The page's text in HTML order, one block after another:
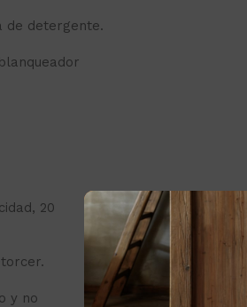
de detergente.
20
y no